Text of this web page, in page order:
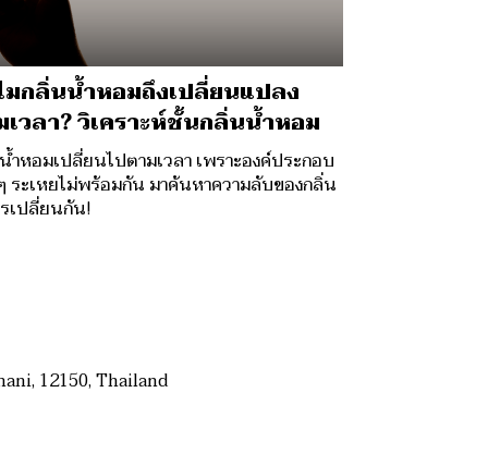
มกลิ่นน้ำหอมถึงเปลี่ยนแปลง
เวลา? วิเคราะห์ชั้นกลิ่นน้ำหอม
หอมเปลี่ยนไปตามเวลา เพราะองค์ประกอบ
ระเหยไม่พร้อมกัน มาค้นหาความลับของกลิ่น
เปลี่ยนกัน!
12150, Thailand